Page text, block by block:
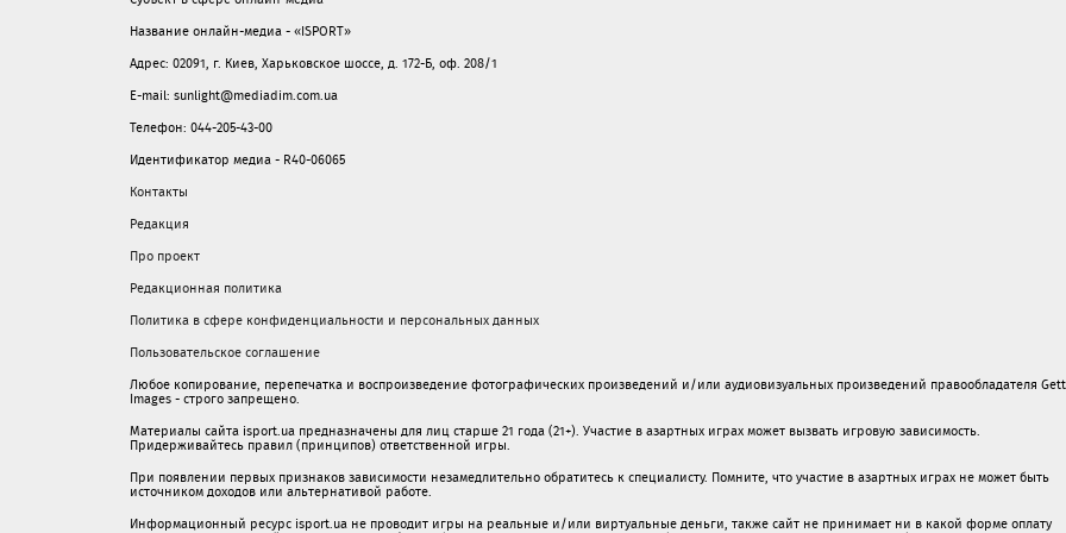
Название онлайн-медиа - «ISPORT»
Адрес: 02091, г. Киев, Харьковское шоссе, д. 172-Б, оф. 208/1
E-mail: sunlight@mediadim.com.ua
Телефон: 044-205-43-00
Идентификатор медиа - R40-06065
Контакты
Редакция
Про проект
Редакционная политика
Политика в сфере конфиденциальности и персональных данных
Пользовательское соглашение
Любое копирование, перепечатка и воспроизведение фотографических произведений и/или аудиовизуальных произведений правообладателя
Images - строго запрещено.
Материалы сайта isport.ua предназначены для лиц старше 21 года (21+). Участие в азартных играх может вызвать игровую зависимость.
Придерживайтесь правил (принципов) ответственной игры.
При появлении первых признаков зависимости незамедлительно обратитесь к специалисту. Помните, что участие в азартных играх не может быть
источником доходов или альтернативой работе.
Информационный ресурс isport.ua не проводит игры на реальные и/или виртуальные деньги, также сайт не принимает ни в какой форме oплaту